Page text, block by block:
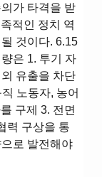
가 타격을 받
적인 정치 역
것이다. 6.15
은 1. 투기 자
유출을 차단
노동자, 농어
구제 3. 전면
력 구상을 통
로 발전해야